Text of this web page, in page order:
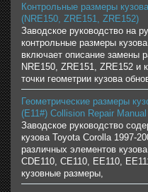
Контрольные размеры
(NRE150, ZRE151, ZRE152)
Заводское руководство на
контрольные размеры
включает описание замены
NRE150, ZRE151, ZRE152 и
точки геометрии кузова
Геометрические размеры
(E11#) Collision Repair Manual
Заводское руководство
кузова Toyota Corolla 1997-
различных элементов
CDE110, CE110, EE110,
кузовные размеры,